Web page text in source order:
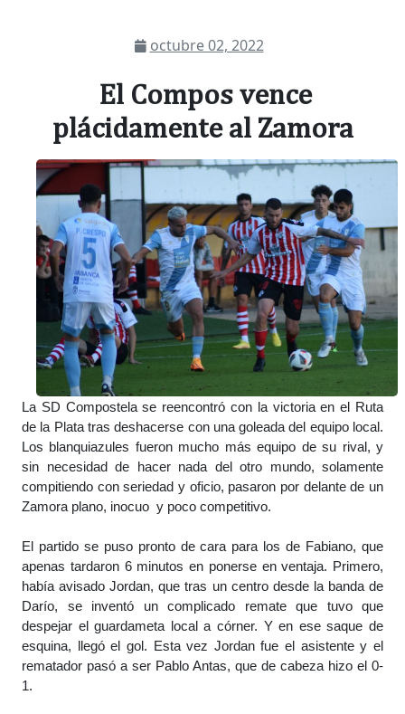
octubre 02, 2022
El Compos vence
plácidamente al Zamora
La SD Compostela se reencontró con la victoria en el Ruta
de la Plata tras deshacerse con una goleada del equipo local.
Los blanquiazules fueron mucho más equipo de su rival, y
sin necesidad de hacer nada del otro mundo, solamente
compitiendo con seriedad y oficio, pasaron por delante de un
Zamora plano, inocuo y poco competitivo.
El partido se puso pronto de cara para los de Fabiano, que
apenas tardaron 6 minutos en ponerse en ventaja. Primero,
había avisado Jordan, que tras un centro desde la banda de
Darío, se inventó un complicado remate que tuvo que
despejar el guardameta local a córner. Y en ese saque de
esquina, llegó el gol. Esta vez Jordan fue el asistente y el
rematador pasó a ser Pablo Antas, que de cabeza hizo el 0-
1.